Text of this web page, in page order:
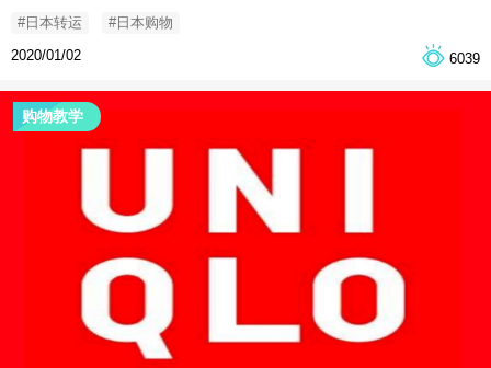
#日本转运
#日本购物
2020/01/02
6039
购物教学